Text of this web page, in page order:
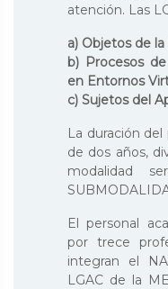
atención. Las
a) Objetos de
b) Procesos
en Entornos
c) Sujetos del
La duración
de dos años,
modalidad
El personal
por trece
integran el
LGAC de la